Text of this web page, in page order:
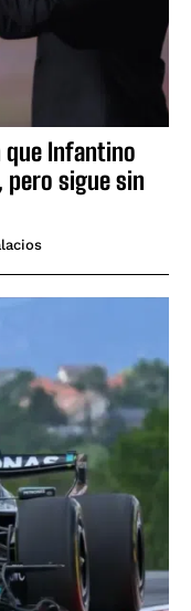
que Infantino
sigue sin